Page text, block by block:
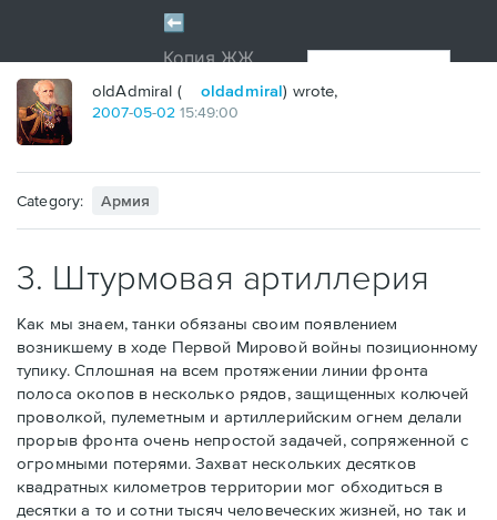
oldAdmiral ( oldadmiral) wrote,
2007-05-02 15:49:00
Category: Армия
3. Штурмовая артиллерия
Как мы знаем, танки обязаны своим появлением
возникшему в ходе Первой Мировой войны позиционному
тупику. Сплошная на всем протяжении линии фронта
полоса окопов в несколько рядов, защищенных колючей
проволкой, пулеметным и артиллерийским огнем делали
прорыв фронта очень непростой задачей, сопряженной с
огромными потерями. Захват нескольких десятков
квадратных километров территории мог обходиться в
десятки а то и сотни тысяч человеческих жизней, но так и